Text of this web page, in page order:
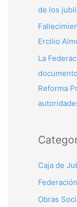
de los
Ercilio
La
Reforma
Caja de
Federación
Obras